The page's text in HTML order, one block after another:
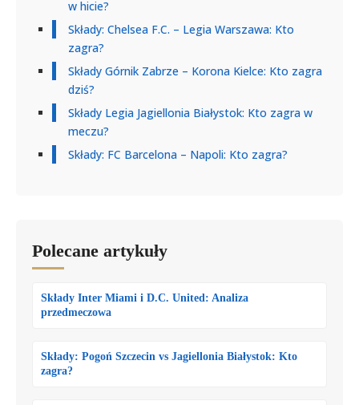
w hicie?
Składy: Chelsea F.C. – Legia Warszawa: Kto
zagra?
Składy Górnik Zabrze – Korona Kielce: Kto zagra
dziś?
Składy Legia Jagiellonia Białystok: Kto zagra w
meczu?
Składy: FC Barcelona – Napoli: Kto zagra?
Polecane artykuły
Składy Inter Miami i D.C. United: Analiza
przedmeczowa
Składy: Pogoń Szczecin vs Jagiellonia Białystok: Kto
zagra?